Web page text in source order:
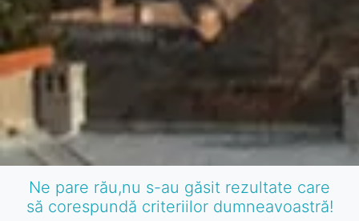
Ne pare rău,nu s-au găsit rezultate care
să corespundă criteriilor dumneavoastră!